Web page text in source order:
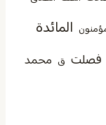
المائدة
فصلت ق محمد